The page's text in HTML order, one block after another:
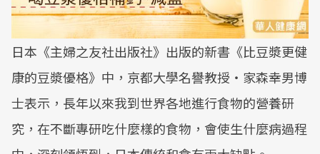
日本《主婦之友社出版社》出版的新書《比豆漿更健
康的豆漿優格》中，京都大學名譽教授‧家森幸男博
士表示，長年以來我到世界各地進行食物的營養研
究，在不斷專研吃什麼樣的食物，會使生什麼病過程